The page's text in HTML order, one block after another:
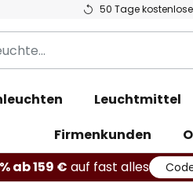
50 Tage
Leuchtmittel
Firmenkunden
ab 159 € auf fast alles